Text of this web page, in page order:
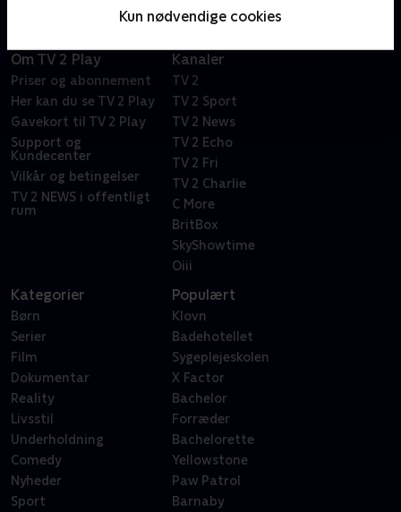
Kun nødvendige cookies
Om TV 2 Play
Priser og abonnement
Her kan du se TV 2 Play
Gavekort til TV 2 Play
Support og
Kundecenter
Vilkår og betingelser
TV 2 NEWS i offentligt
rum
Kanaler
TV 2
TV 2 Sport
TV 2 News
TV 2 Echo
TV 2 Fri
TV 2 Charlie
C More
BritBox
SkyShowtime
Oiii
Kategorier
Børn
Serier
Film
Dokumentar
Reality
Livsstil
Underholdning
Comedy
Nyheder
Sport
Populært
Klovn
Badehotellet
Sygeplejeskolen
X Factor
Bachelor
Forræder
Bachelorette
Yellowstone
Paw Patrol
Barnaby